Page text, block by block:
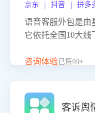
京东 | 抖音 | 拼多
语音客服外包是由
它依托全国10大
客服团队和智能工
咨询体验已售99+
客诉舆